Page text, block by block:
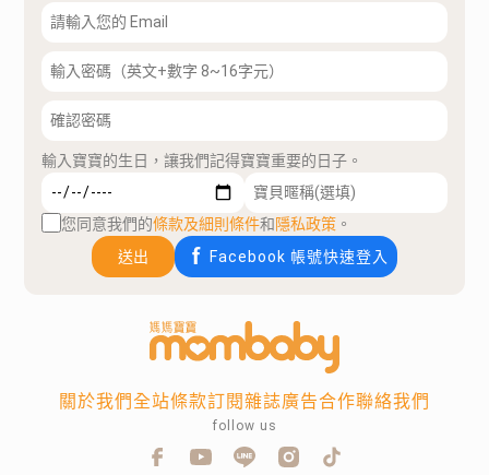
輸入寶寶的生日，讓我們記得寶寶重要的日子。
您同意我們的條款及細則條件和隱私政策 。
送出
Facebook 帳號快速登入
關於我們全站條款訂閱雜誌廣告合作聯絡我們
follow us